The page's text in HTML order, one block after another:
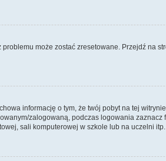
może zostać zresetowane. Przejdź na
informację o tym, że twój pobyt na tej
zalogowaną, podczas logowania zaznacz
sali komputerowej w szkole lub na uczelni